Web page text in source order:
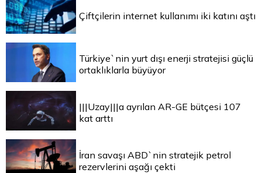
Çiftçilerin internet kullanımı iki katını aştı
Türkiye`nin yurt dışı enerji stratejisi güçlü
ortaklıklarla büyüyor
|||Uzay|||a ayrılan AR-GE bütçesi 107
kat arttı
İran savaşı ABD`nin stratejik petrol
rezervlerini aşağı çekti